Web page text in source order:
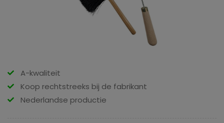
A-kwaliteit
Koop rechtstreeks bij de fabrikant
Nederlandse productie